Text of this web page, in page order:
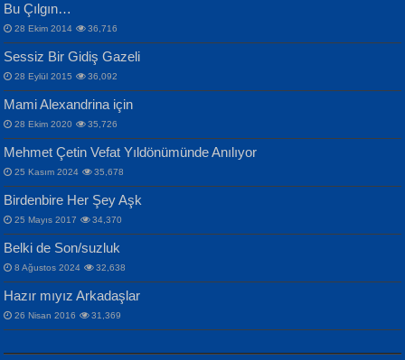
İPEK ACAR SERT
Gazze’nin Şecaati, Ümmetin İmtihanı...
MAHMUT GÜRBÜZ
İbrahim Olmak ve Bitirebilmek...
Selahattin Yıldız
İdrakimle Üşürken...
Songül Özel
Mahzen...
ERDEM BAYAZIT
Sana, Bana, Vatanıma, Ülkemin
İnsanlarına Dair...
NAZIM HİKMET RAN
Bir Cezaevinde, Tecritteki Adamın
Mektupları...
Bu Çılgın…
28 Ekim 2014 36,716
Sessiz Bir Gidiş Gazeli
28 Eylül 2015 36,092
Mami Alexandrina için
28 Ekim 2020 35,726
Mehmet Çetin Vefat Yıldönümünde Anılıyor
25 Kasım 2024 35,678
Birdenbire Her Şey Aşk
25 Mayıs 2017 34,370
Belki de Son/suzluk
8 Ağustos 2024 32,638
Hazır mıyız Arkadaşlar
26 Nisan 2016 31,369